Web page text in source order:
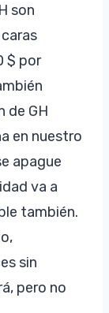
son
$ por
de GH
en nuestro
apague
va a
también.
sin
pero no